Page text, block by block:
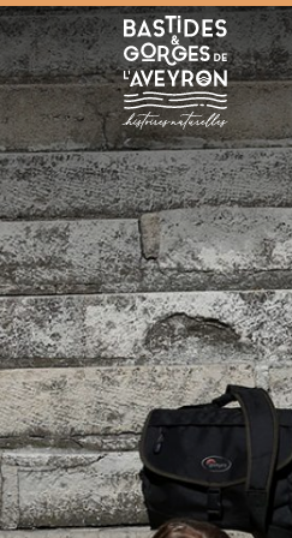
Bastides et